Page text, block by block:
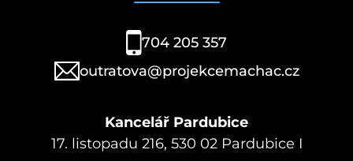
704 205 357
outratova@projekcemachac.cz
Kancelář Pardubice
17. listopadu 216, 530 02 Pardubice I